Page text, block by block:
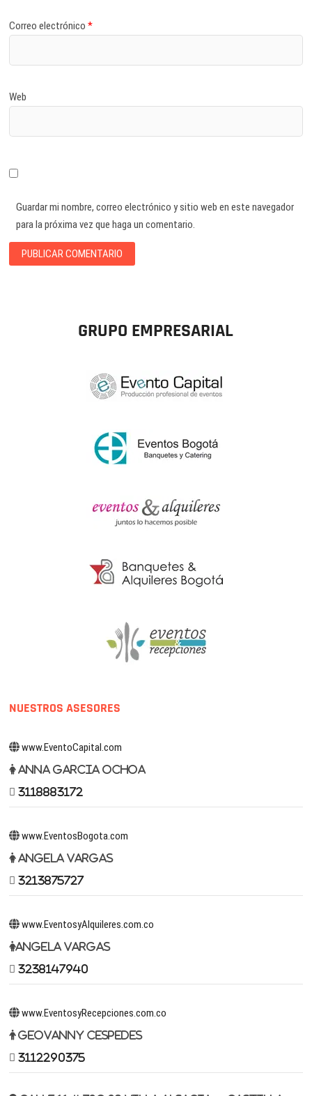
Correo electrónico*
Web
Guardar mi nombre, correo electrónico y sitio web en este navegador
para la próxima vez que haga un comentario.
GRUPO EMPRESARIAL
NUESTROS ASESORES
www.EventoCapital.com
Anna Garcia Ochoa
3118883172
www.EventosBogota.com
Angela Vargas
3213875727
www.EventosyAlquileres.com.co
Angela Vargas
3238147940
www.EventosyRecepciones.com.co
Geovanny Cespedes
3112290375